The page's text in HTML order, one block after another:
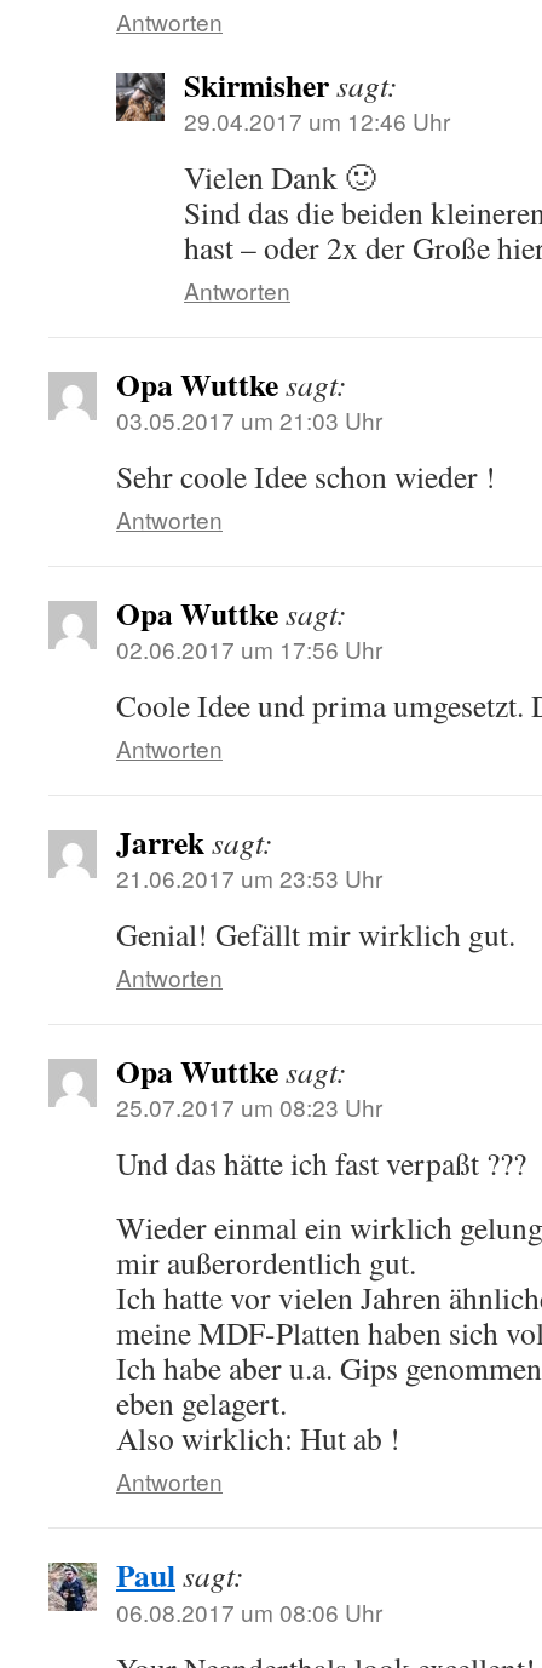
Antworten
Skirmishersagt:
29.04.2017 um 12:46 Uhr
Vielen Dank 🙂
Sind das die beiden
hast – oder 2x der Große
Antworten
Opa Wuttkesagt:
03.05.2017 um 21:03 Uhr
Sehr coole Idee schon wieder !
Antworten
Opa Wuttkesagt:
02.06.2017 um 17:56 Uhr
Coole Idee und prima umgesetzt.
Antworten
Jarreksagt:
21.06.2017 um 23:53 Uhr
Genial! Gefällt mir wirklich gut.
Antworten
Opa Wuttkesagt:
25.07.2017 um 08:23 Uhr
Und das hätte ich fast verpaßt ???
Wieder einmal ein wirklich
mir außerordentlich gut.
Ich hatte vor vielen Jahren
meine MDF-Platten haben sich
Ich habe aber u.a. Gips
eben gelagert.
Also wirklich: Hut ab !
Antworten
Paulsagt:
06.08.2017 um 08:06 Uhr